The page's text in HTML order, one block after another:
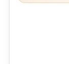
ผสมอของวิ
สารปรอทแ
ในทุก ๆ ครั้